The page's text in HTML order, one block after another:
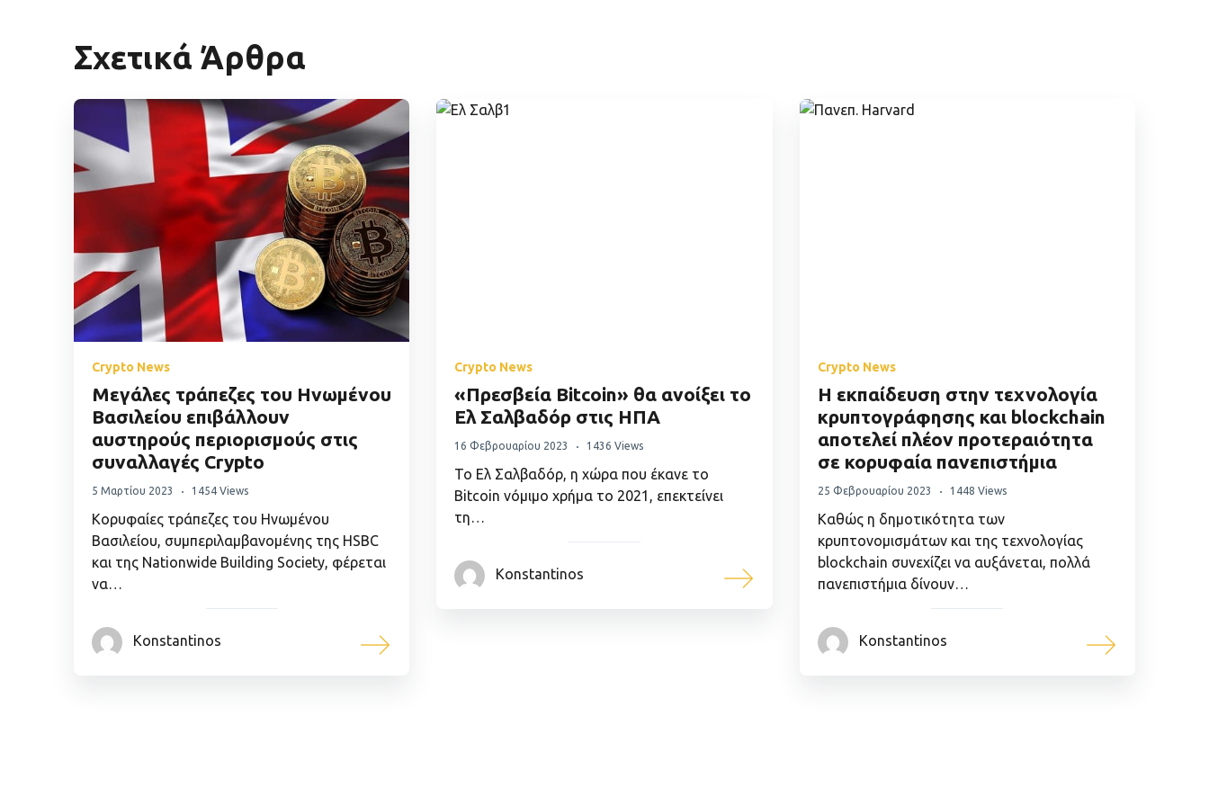
Σχετικά Άρθρα
Crypto News
Mεγάλες τράπεζες του Ηνωμένου
Βασιλείου επιβάλλουν
αυστηρούς περιορισμούς στις
συναλλαγές Crypto
5 Μαρτίου 2023 1454 Views
Κορυφαίες τράπεζες του Ηνωμένου
Βασιλείου, συμπεριλαμβανομένης της HSBC
και της Nationwide Building Society, φέρεται
να…
Konstantinos
Crypto News
«Πρεσβεία Bitcoin» θα ανοίξει το
Ελ Σαλβαδόρ στις ΗΠΑ
16 Φεβρουαρίου 2023 1436 Views
Το Ελ Σαλβαδόρ, η χώρα που έκανε το
Bitcoin νόμιμο χρήμα το 2021, επεκτείνει
τη…
Konstantinos
Crypto News
Η εκπαίδευση στην τεχνολογία
κρυπτογράφησης και blockchain
αποτελεί πλέον προτεραιότητα
σε κορυφαία πανεπιστήμια
25 Φεβρουαρίου 2023 1448 Views
Καθώς η δημοτικότητα των
κρυπτονομισμάτων και της τεχνολογίας
blockchain συνεχίζει να αυξάνεται, πολλά
πανεπιστήμια δίνουν…
Konstantinos